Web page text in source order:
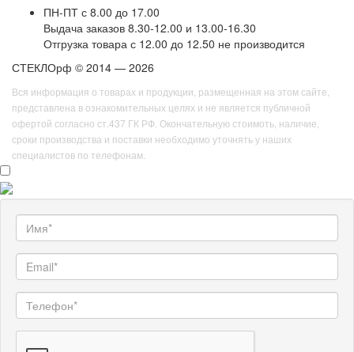
ПН-ПТ с 8.00 до 17.00
Выдача заказов 8.30-12.00 и 13.00-16.30
Отгрузка товара с 12.00 до 12.50 не производится
СТЕКЛОрф © 2014 — 2026
Вся информация о товарах и продукции, размещенная на этом сайте,
представлена в ознакомительных целях и не является публичной
офертой согласно ст.437 ГК РФ. Окончательную стоимоть, наличие,
сроки производства и поставки необходимо уточнять у наших
специалистов по телефонам.